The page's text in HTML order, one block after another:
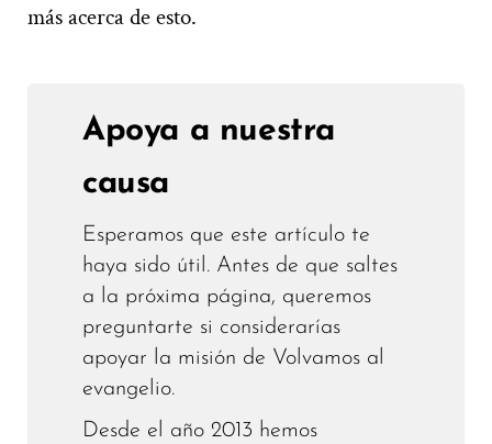
más acerca de esto.
Apoya a nuestra
causa
Esperamos que este artículo te
haya sido útil. Antes de que saltes
a la próxima página, queremos
preguntarte si considerarías
apoyar la misión de Volvamos al
evangelio.
Desde el año 2013 hemos